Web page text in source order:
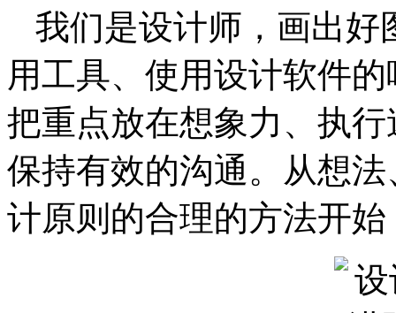
我们是设计师，画出好
用工具、使用设计软件
把重点放在想象力、执
保持有效的沟通。从想
计原则的合理的方法开